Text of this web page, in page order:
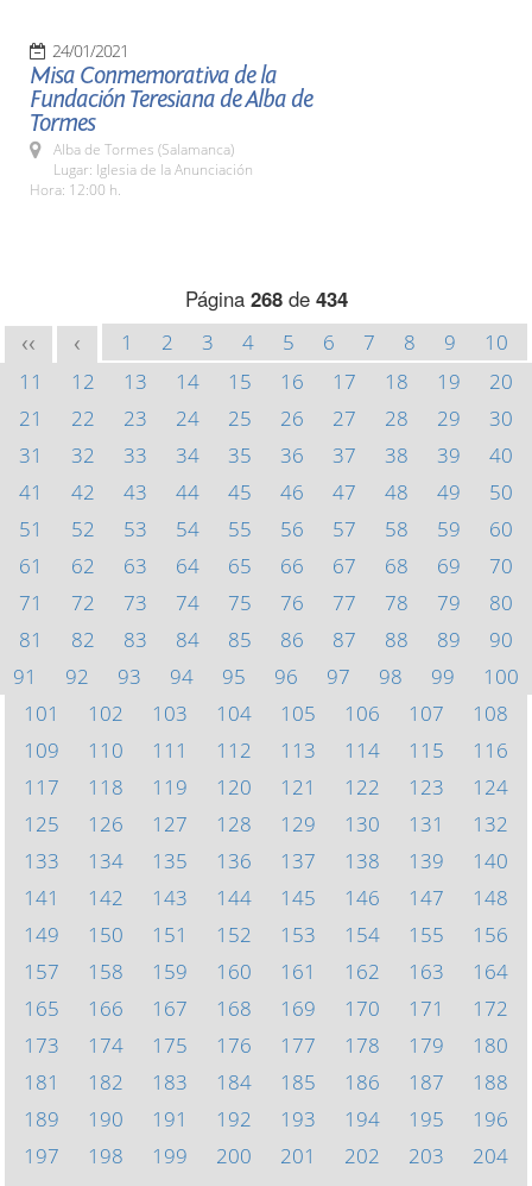
24/01/2021
Misa Conmemorativa de la
Fundación Teresiana de Alba de
Tormes
Alba de Tormes (Salamanca)
Lugar: Iglesia de la Anunciación
Hora: 12:00 h.
Página 268de 434
<< < 1 2 3 4 5 6 7 8 9
10
11
12 13 14 15 16 17 18 19
20
21
22 23 24 25 26 27 28 29
30
31
32 33 34 35 36 37 38 39
40
41
42 43 44 45 46 47 48 49
50
51
52 53 54 55 56 57 58 59
60
61
62 63 64 65 66 67 68 69
70
71
72 73 74 75 76 77 78 79
80
81
82 83 84 85 86 87 88 89
90
91
92 93 94 95 96 97 98 99
100
101
102 103 104 105 106 107
108
109
110 111 112 113 114 115
116
117
118 119 120 121 122 123
124
125
126 127 128 129 130 131
132
133
134 135 136 137 138 139
140
141
142 143 144 145 146 147
148
149
150 151 152 153 154 155
156
157
158 159 160 161 162 163
164
165
166 167 168 169 170 171
172
173
174 175 176 177 178 179
180
181
182 183 184 185 186 187
188
189
190 191 192 193 194 195
196
197
198 199 200 201 202 203
204